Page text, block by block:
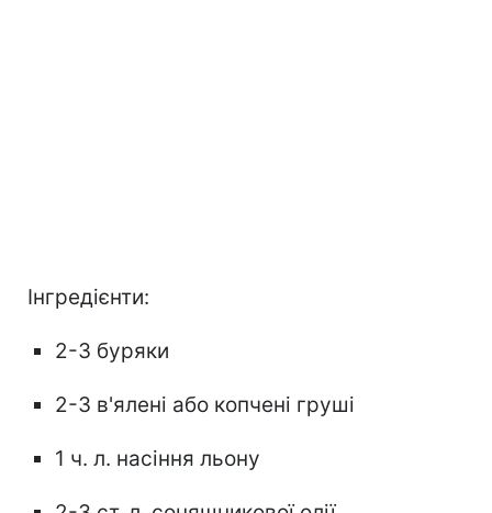
Інгредієнти:
2-3 буряки
2-3 в'ялені або копчені груші
1 ч. л. насіння льону